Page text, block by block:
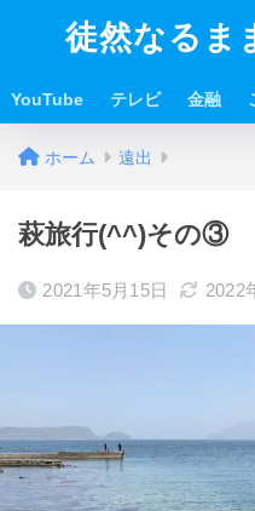
徒然なるま
YouTube テレビ 金融
ホーム 遠出
萩旅行(^^)その③
2021年5月15日 2022